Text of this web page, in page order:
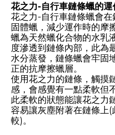
花之力-自行車鏈條蠟的運
花之力-自行車鏈條蠟會
固體蠟，減少運作時的摩
蠟為天然蠟化合物的水乳
度滲透到鏈條內部，此為
水分蒸發，鏈條蠟會牢固
正的抗摩擦蠟層。
使用花之力的鏈條，觸摸
感，會感覺有一點柔軟但
此柔軟的狀態能讓花之力
容易讓灰塵附著在鏈條上
較)。